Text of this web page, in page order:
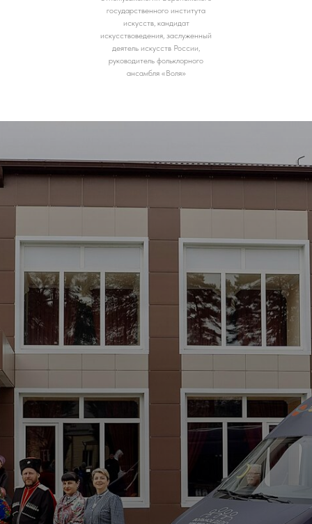
государственного института
искусств, кандидат
искусствоведения, заслуженный
деятель искусств России,
руководитель фольклорного
ансамбля «Воля»